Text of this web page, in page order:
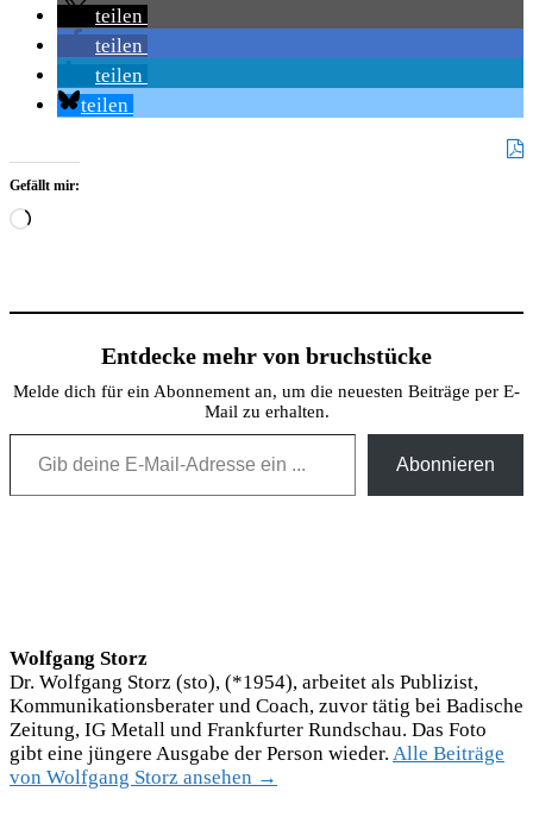
teilen
teilen
teilen
teilen
Gefällt mir:
Wird
Entdecke mehr von bruchstücke
Melde dich für ein Abonnement an, um die neuesten Beiträge per E-
Mail zu erhalten.
Gib deine E-Mail-Adresse ein ...
Abonnieren
Wolfgang Storz
Dr. Wolfgang Storz (sto), (*1954), arbeitet als Publizist,
Kommunikationsberater und Coach, zuvor tätig bei Badische
Zeitung, IG Metall und Frankfurter Rundschau. Das Foto
gibt eine jüngere Ausgabe der Person wieder. Alle Beiträge
von Wolfgang Storz ansehen →